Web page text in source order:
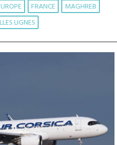
FRANCE
MAGHREB
LIGNES